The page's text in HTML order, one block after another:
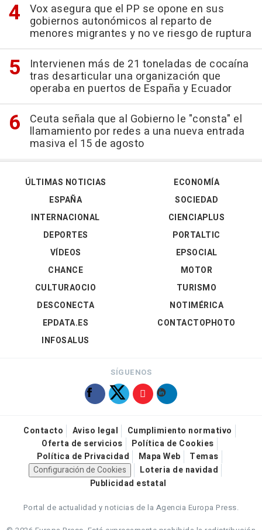
Vox asegura que el PP se opone en sus
gobiernos autonómicos al reparto de
menores migrantes y no ve riesgo de ruptura
Intervienen más de 21 toneladas de cocaína
tras desarticular una organización que
operaba en puertos de España y Ecuador
Ceuta señala que al Gobierno le "consta" el
llamamiento por redes a una nueva entrada
masiva el 15 de agosto
ÚLTIMAS NOTICIAS
ESPAÑA
INTERNACIONAL
DEPORTES
VÍDEOS
ECONOMÍA
SOCIEDAD
CIENCIAPLUS
PORTALTIC
EPSOCIAL
CHANCE
CULTURAOCIO
DESCONECTA
EPDATA.ES
INFOSALUS
MOTOR
TURISMO
NOTIMÉRICA
CONTACTOPHOTO
SÍGUENOS
Contacto Aviso legal
Cumplimiento normativo
Oferta de servicios
Política de Cookies
Política de Privacidad
Mapa Web
Temas
Configuración de Cookies
Loteria de navidad
Publicidad estatal
Portal de actualidad y noticias de la Agencia Europa Press.